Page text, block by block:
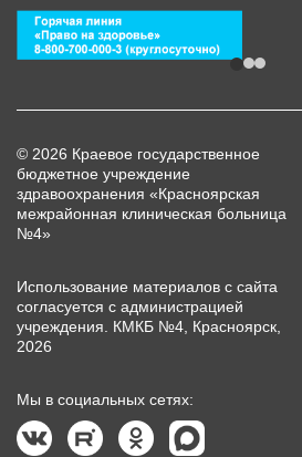
© 2026 Краевое государственное
бюджетное учреждение
здравоохранения «Красноярская
межрайонная клиническая больница
№4»
Использование материалов с сайта
согласуется с администрацией
учреждения. КМКБ №4, Красноярск,
2026
Мы в социальных сетях: